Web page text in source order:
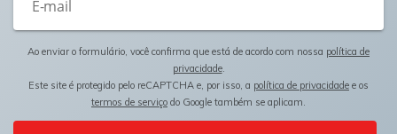
Ao enviar o formulário, você confirma que está de acordo com nossa política de
privacidade.
Este site é protegido pelo reCAPTCHA e, por isso, a política de privacidade e os
termos de serviço do Google também se aplicam.